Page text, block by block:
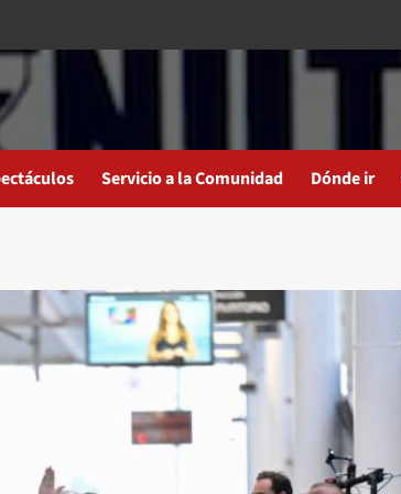
Servicio a la Comunidad Dónde ir